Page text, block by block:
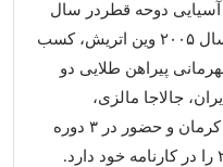
دوحه قطردر سال
۲۰۰۵ وین اتریش، کسب
پیراهن طلایی دو
جالاجا مالزی،
کرمان و حضور در ۳ دوره
را در کارنامه خود دارد.